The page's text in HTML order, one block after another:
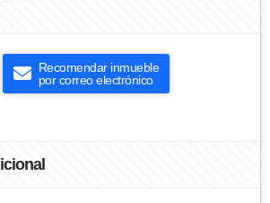
Recomendar inmueble
por correo electrónico